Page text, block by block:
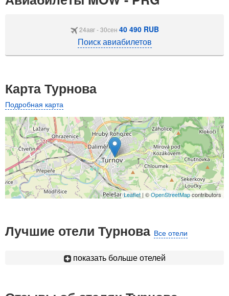
24авг - 30сен 40 490 RUB
Поиск авиабилетов
Карта Турнова
Подробная карта
Leaflet | ©OpenStreetMapcontributors
Лучшие отели Турнова Все отели
показать больше отелей